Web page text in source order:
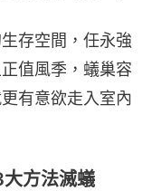
存空間，任永強
值風季，蟻巢容
有意欲走入室內
方法滅蟻